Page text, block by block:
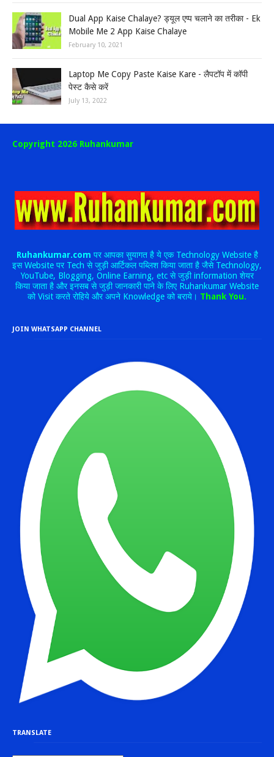
Dual App Kaise Chalaye? ड्यूल एप्प चलाने का तरीका - Ek
Mobile Me 2 App Kaise Chalaye
February 10, 2021
Laptop Me Copy Paste Kaise Kare - लैपटॉप में कॉपी
पेस्ट कैसे करें
July 13, 2022
Copyright 2026 Ruhankumar
Ruhankumar.com पर आपका सुयागत है ये एक Technology Website है
इस Website पर Tech से जुड़ी आर्टिकल पब्लिश किया जाता है जैसे Technology,
YouTube, Blogging, Online Earning, etc से जुड़ी information शेयर
किया जाता है और इनसब से जुड़ी जानकारी पाने के लिए Ruhankumar Website
को Visit करते रोहिये और अपने Knowledge को बराये। Thank You.
JOIN WHATSAPP CHANNEL
TRANSLATE